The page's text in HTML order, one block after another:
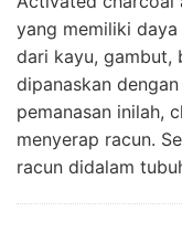
yang memiliki
dari kayu, gambut,
dipanaskan
pemanasan inilah,
menyerap racun.
racun didalam